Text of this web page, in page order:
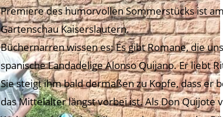
Premiere des humorvollen Sommerstücks ist
Gartenschau Kaiserslautern.
Büchernarren wissen es: Es gibt Romane, die
spanische Landadelige Alonso Quijano. Er
Sie steigt ihm bald dermaßen zu Kopfe, dass
das Mittelalter längst vorbei ist. Als Don